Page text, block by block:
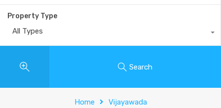
Property Type
All Types
Search
Home Vijayawada